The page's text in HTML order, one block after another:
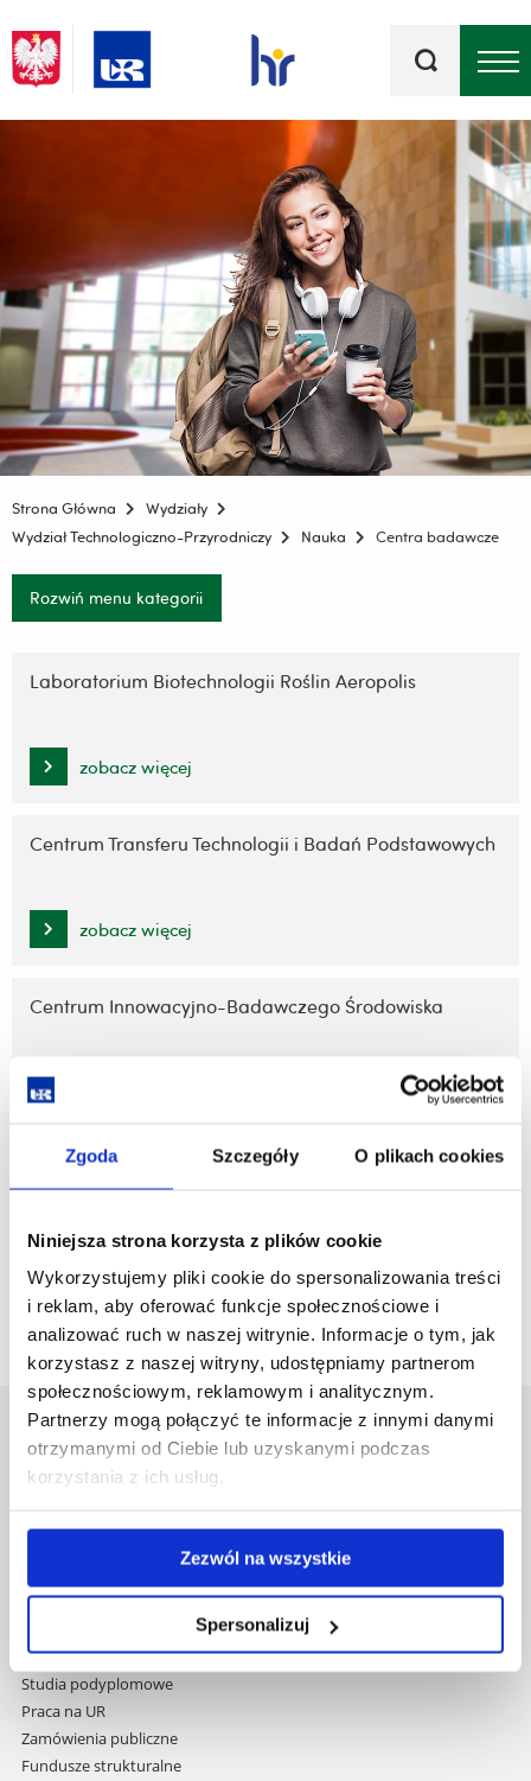
Zgoda Szczegóły O plikach cookies
Niniejsza strona korzysta z plików cookie
Wykorzystujemy pliki cookie do spersonalizowania treści
i reklam, aby oferować funkcje społecznościowe i
analizować ruch w naszej witrynie. Informacje o tym, jak
korzystasz z naszej witryny, udostępniamy partnerom
społecznościowym, reklamowym i analitycznym.
Partnerzy mogą połączyć te informacje z innymi danymi
otrzymanymi od Ciebie lub uzyskanymi podczas
korzystania z ich usług.
Zezwól na wszystkie
Spersonalizuj
kluczowe
Strona Główna
Wydziały
Wydział Technologiczno-Przyrodniczy
Nauka Centra badawcze
Rozwiń menu kategorii
nawigację
treści
Laboratorium Biotechnologii Roślin Aeropolis
zobacz więcej
Centrum Transferu Technologii i Badań Podstawowych
zobacz więcej
Centrum Innowacyjno-Badawczego Środowiska
Technologiczne laboratoria badawcze
zobacz więcej
Uniwersytet Rzeszowski
Al. Tadeusza Rejtana 16C
35-959 Rzeszów
do
treści
Biblioteka
Covid info
Studia podyplomowe
Praca na UR
Zamówienia publiczne
Fundusze strukturalne